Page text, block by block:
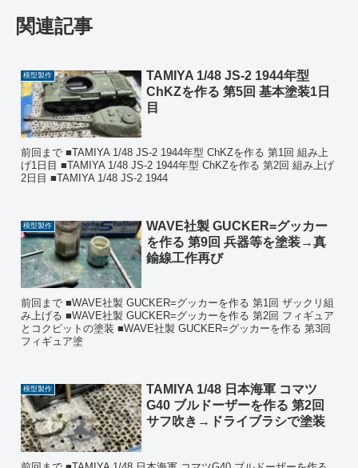
関連記事
模型製作
TAMIYA 1/48 JS-2 1944年型
ChKZを作る 第5回 基本塗装1日
目
前回まで ■TAMIYA 1/48 JS-2 1944年型 ChKZを作る 第1回 組み上
げ1日目 ■TAMIYA 1/48 JS-2 1944年型 ChKZを作る 第2回 組み上げ
2日目 ■TAMIYA 1/48 JS-2 1944
模型製作
WAVE社製 GUCKER=グッカー
を作る 第9回 兵器等を塗装→真
鍮線工作再び
前回まで ■WAVE社製 GUCKER=グッカーを作る 第1回 ザックリ組
み上げる ■WAVE社製 GUCKER=グッカーを作る 第2回 フィギュア
とコクピットの塗装 ■WAVE社製 GUCKER=グッカーを作る 第3回
フィギュア塗
模型製作
TAMIYA 1/48 日本海軍 コマツ
G40 ブルドーザーを作る 第2回
サフ吹き→ドライブラシで塗装